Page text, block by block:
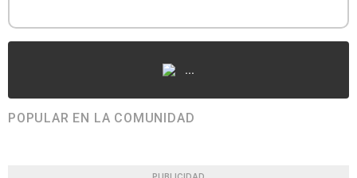
...
POPULAR EN LA COMUNIDAD